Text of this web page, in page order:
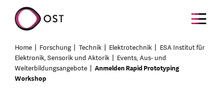
Home Forschung Technik Elektrotechnik
ESA Institut für
Elektronik, Sensorik und Aktorik
Events, Aus- und
Weiterbildungsangebote
Anmelden Rapid Prototyping
Workshop